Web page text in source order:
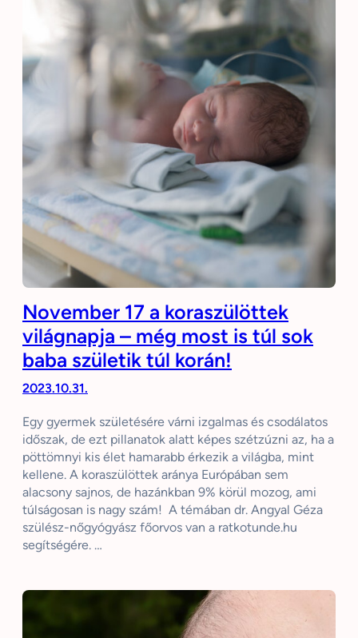
November 17 a koraszülöttek
világnapja – még most is túl sok
baba születik túl korán!
2023.10.31.
Egy gyermek születésére várni izgalmas és csodálatos
időszak, de ezt pillanatok alatt képes szétzúzni az, ha a
pöttömnyi kis élet hamarabb érkezik a világba, mint
kellene. A koraszülöttek aránya Európában sem
alacsony sajnos, de hazánkban 9% körül mozog, ami
túlságosan is nagy szám! A témában dr. Angyal Géza
szülész-nőgyógyász főorvos van a ratkotunde.hu
segítségére. …